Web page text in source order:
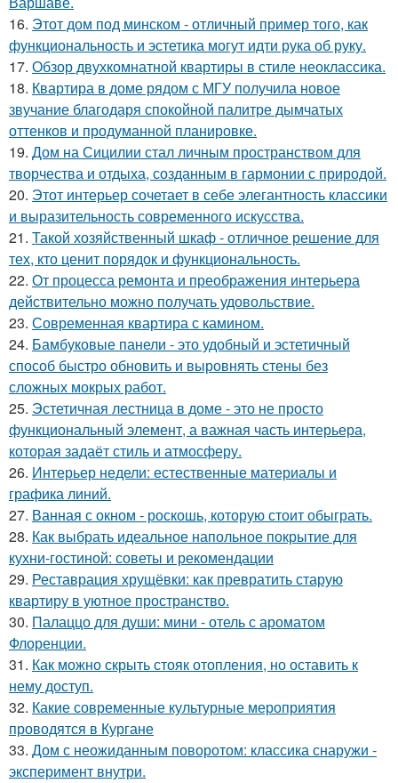
16. Этот дом под минском - отличный пример того, как
функциональность и эстетика могут идти рука об руку.
17. Обзор двухкомнатной квартиры в стиле неоклассика.
18. Квартира в доме рядом с МГУ получила новое
звучание благодаря спокойной палитре дымчатых
оттенков и продуманной планировке.
19. Дом на Сицилии стал личным пространством для
творчества и отдыха, созданным в гармонии с природой.
20. Этот интерьер сочетает в себе элегантность классики
и выразительность современного искусства.
21. Такой хозяйственный шкаф - отличное решение для
тех, кто ценит порядок и функциональность.
22. От процесса ремонта и преображения интерьера
действительно можно получать удовольствие.
23. Современная квартира с камином.
24. Бамбуковые панели - это удобный и эстетичный
способ быстро обновить и выровнять стены без
сложных мокрых работ.
25. Эстетичная лестница в доме - это не просто
функциональный элемент, а важная часть интерьера,
которая задаёт стиль и атмосферу.
26. Интерьер недели: естественные материалы и
графика линий.
27. Ванная с окном - роскошь, которую стоит обыграть.
28. Как выбрать идеальное напольное покрытие для
кухни-гостиной: советы и рекомендации
29. Реставрация хрущёвки: как превратить старую
квартиру в уютное пространство.
30. Палаццо для души: мини - отель с ароматом
Флоренции.
31. Как можно скрыть стояк отопления, но оставить к
нему доступ.
32. Какие современные культурные мероприятия
проводятся в Кургане
33. Дом с неожиданным поворотом: классика снаружи -
эксперимент внутри.